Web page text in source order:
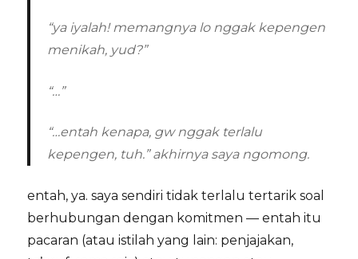
“ya iyalah! memangnya lo nggak kepengen
menikah, yud?”
“…”
“…entah kenapa, gw nggak terlalu
kepengen, tuh.” akhirnya saya ngomong.
entah, ya. saya sendiri tidak terlalu tertarik soal
berhubungan dengan komitmen — entah itu
pacaran (atau istilah yang lain: penjajakan,